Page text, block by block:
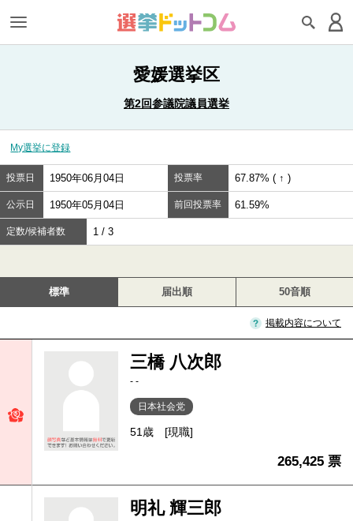
愛媛選挙区
第2回参議院議員選挙
My選挙に登録
投票日 1950年06月04日 投票率 67.87% ( ↑ )
公示日 1950年05月04日 前回投票率 61.59%
定数/候補者数 1 / 3
標準 届出順 50音順
掲載内容について
三橋 八次郎
- -
日本社会党
51歳 [現職]
265,425 票
明礼 輝三郎